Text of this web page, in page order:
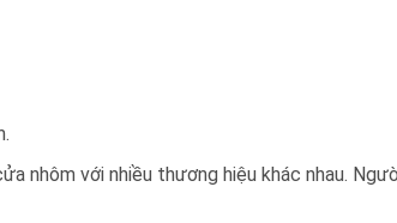
nhôm với nhiều thương hiệu khác nhau.